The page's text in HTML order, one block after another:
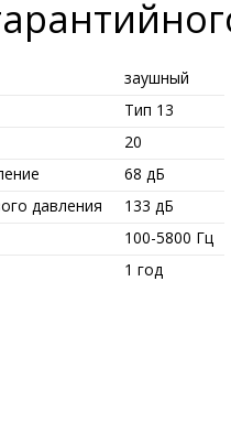
заушный
Тип 13
20
68 дБ
давления
133 дБ
100-5800 Гц
1 год